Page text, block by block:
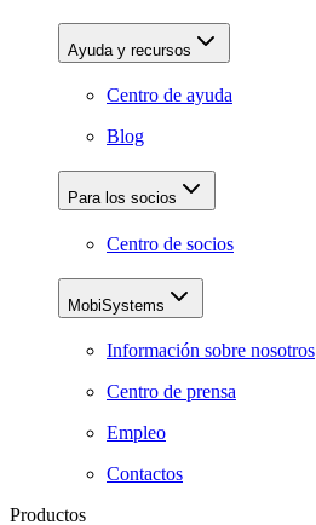
Ayuda y recursos
Centro de ayuda
Blog
Para los socios
Centro de socios
MobiSystems
Información sobre nosotros
Centro de prensa
Empleo
Contactos
Productos